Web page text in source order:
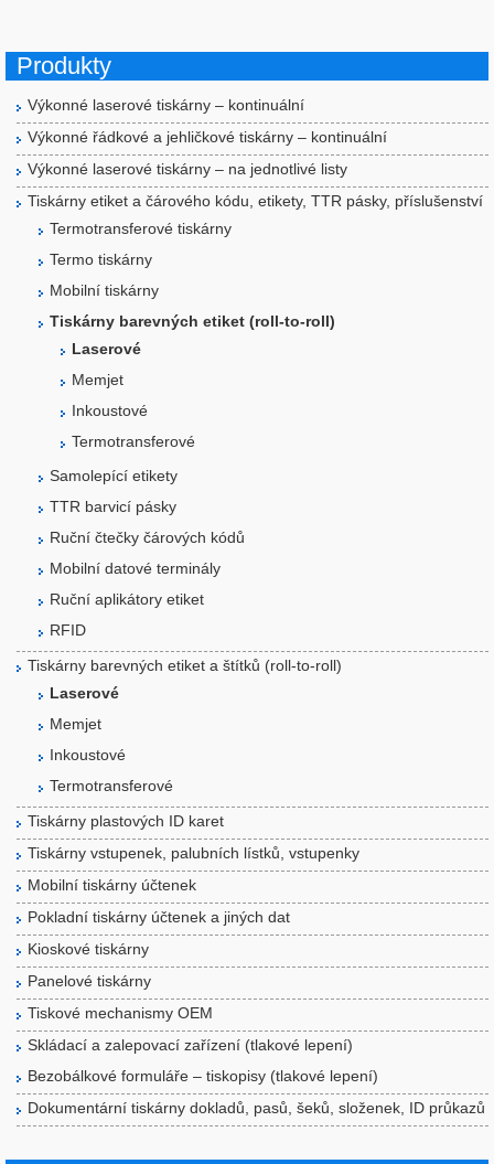
Produkty
Výkonné laserové tiskárny – kontinuální
Výkonné řádkové a jehličkové tiskárny – kontinuální
Výkonné laserové tiskárny – na jednotlivé listy
Tiskárny etiket a čárového kódu, etikety, TTR pásky, příslušenství
Termotransferové tiskárny
Termo tiskárny
Mobilní tiskárny
Tiskárny barevných etiket (roll-to-roll)
Laserové
Memjet
Inkoustové
Termotransferové
Samolepící etikety
TTR barvicí pásky
Ruční čtečky čárových kódů
Mobilní datové terminály
Ruční aplikátory etiket
RFID
Tiskárny barevných etiket a štítků (roll-to-roll)
Laserové
Memjet
Inkoustové
Termotransferové
Tiskárny plastových ID karet
Tiskárny vstupenek, palubních lístků, vstupenky
Mobilní tiskárny účtenek
Pokladní tiskárny účtenek a jiných dat
Kioskové tiskárny
Panelové tiskárny
Tiskové mechanismy OEM
Skládací a zalepovací zařízení (tlakové lepení)
Bezobálkové formuláře – tiskopisy (tlakové lepení)
Dokumentární tiskárny dokladů, pasů, šeků, složenek, ID průkazů